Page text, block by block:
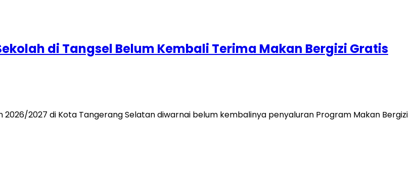
di Tangsel Belum Kembali Terima Makan Bergizi Gratis
2026/2027 di Kota Tangerang Selatan diwarnai belum kembalinya penyaluran Program Makan Bergizi